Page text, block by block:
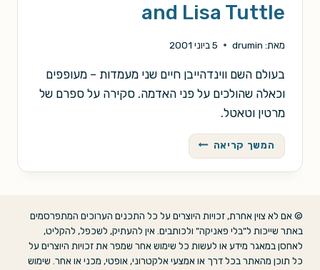
and Lisa Tuttle
מאת: drumin 5 ביוני 2001
בעולם השם ווינדהייבן חיים שני מעמדות – מעופפים
וכאלה שהולכים על פני האדמה. סקירה על ספרם של
מרטין וטאטל.
המשך קריאה WINDHAVEN
/
G.R.R.
LISA
TUTTLE
© אם לא צוין אחרת, זכויות היוצרים על כל התכנים הערוכים המתפרסמים
באתר שייכות ל"בלי פאניקה" ולכותבים. אין להעתיק, לשכפל, להקליט,
לאחסן במאגר מידע או לעשות כל שימוש אחר שמפר את זכויות היוצרים על
כל תוכן מהאתר בכל דרך או אמצעי אלקטרוני, אופטי, מכני או אחר. שימוש